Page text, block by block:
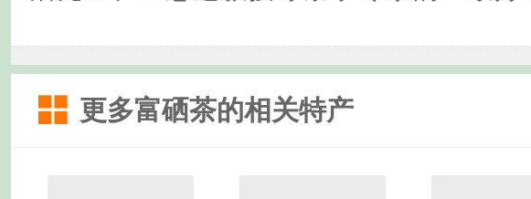
更多富硒茶的相关特产